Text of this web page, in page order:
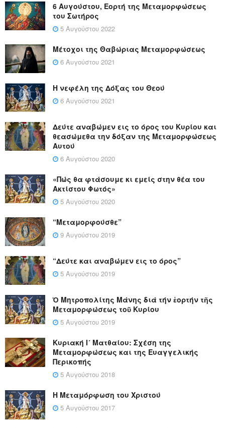
6 Αυγούστου, Εορτή της Μεταμορφώσεως
του Σωτήρος
5 Αυγούστου 2022
Μέτοχοι της Θαβώριας Μεταμορφώσεως
6 Αυγούστου 2021
Η νεφέλη της Δόξας του Θεού
6 Αυγούστου 2021
Δεύτε αναβώμεν εις το όρος του Κυρίου και
θεασώμεθα την δόξαν της Μεταμορφώσεως
Αυτού
6 Αυγούστου 2020
«Πώς θα φτάσουμε κι εμείς στην θέα του
Ακτίστου Φωτός»
5 Αυγούστου 2020
“Μεταμορφούσθε”
9 Αυγούστου 2019
“Δεύτε και αναβώμεν εις το όρος”
5 Αυγούστου 2019
Ὁ Μητροπολίτης Μάνης διά τήν ἑορτήν τῆς
Μεταμορφώσεως τοῦ Κυρίου
5 Αυγούστου 2019
Κυριακή Ι´ Ματθαίου: Σχέση της
Μεταμορφώσεως και της Ευαγγελικής
Περικοπής
5 Αυγούστου 2018
Η Μεταμόρφωση του Χριστού
5 Αυγούστου 2017